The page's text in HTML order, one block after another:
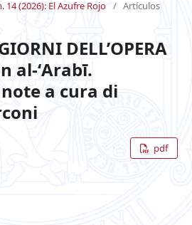
14 (2026): El Azufre Rojo / Artículos
DELL’OPERA
al-ʻArabī.
a cura di
pdf